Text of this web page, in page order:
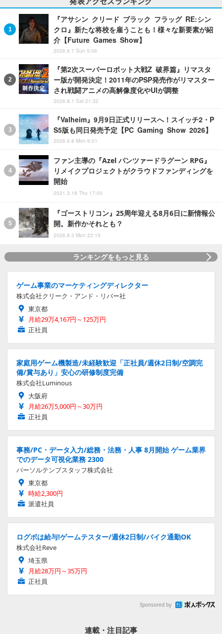
『アサシン クリード ブラック フラッグ RE:シン
クロ』新たな将校を雇うことも！様々な新要素が紹
介【Future Games Show】
2026.6.7 Sun 5:06
『第2次スーパーロボット大戦Z 破界篇』リマスタ
ー版が開発決定！2011年のPSP発売作がリマスター
され戦闘アニメの高解像度化やUIが調整
2026.8.1 Sat 21:32
『Valheim』9月9日正式リリースへ！スイッチ2・P
S5版も同日発売予定【PC Gaming Show 2026】
2026.6.8 Mon 6:01
ファン主導の『Azel パンツァードラグーン RPG』
リメイクプロジェクトがクラウドファンディングを
開始
2021.3.18 Thu 17:00
『ゴーストリコン』25周年迎える8月6日に新情報公
開。新作かそれとも？
2026.8.3 Mon 22:15
ランキングをもっと見る
ゲーム事業のマーケティングディレクター
株式会社クリーク・アンド・リバー社
東京都
月給29万4,167円～125万円
正社員
家庭用ゲーム機製造/未経験歓迎「正社員/週休2日制/空調完
備/賞与あり」安心の研修制度完備
株式会社Luminous
大阪府
月給26万5,000円～30万円
正社員
事務/PC・データ入力/総務・法務・人事 8月開始 ゲーム業界
でのデータ可視化業務 2300
パーソルテンプスタッフ株式会社
東京都
時給2,300円
派遣社員
ログボは給与!ゲームテスター/週休2日制/バイク通勤OK
株式会社Reve
埼玉県
月給28万円～35万円
正社員
Sponsored by
連載・注目記事